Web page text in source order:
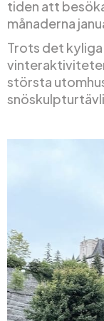
tiden att
månaderna
Trots det
största